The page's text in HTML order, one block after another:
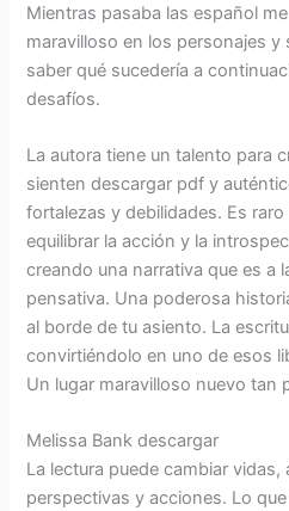
Mientras pasaba las español
maravilloso en los personajes y
saber qué sucedería a
desafíos.
La autora tiene un talento para
sienten descargar pdf y
fortalezas y debilidades. Es
equilibrar la acción y la
creando una narrativa que es a
pensativa. Una poderosa
al borde de tu asiento. La
convirtiéndolo en uno de esos
Un lugar maravilloso nuevo tan
Melissa Bank descargar
La lectura puede cambiar
perspectivas y acciones. Lo